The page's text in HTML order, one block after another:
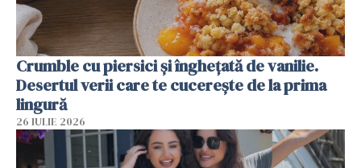
Crumble cu piersici și înghețată de vanilie.
Desertul verii care te cucerește de la prima
lingură
26 IULIE 2026